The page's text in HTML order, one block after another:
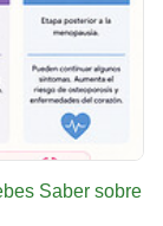
Saber sobre